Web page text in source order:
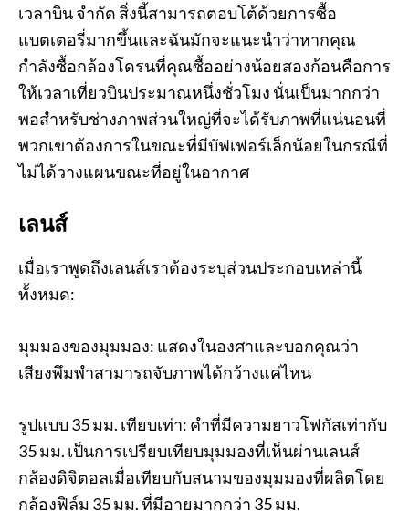
เวลาบิน จำกัด สิ่งนี้สามารถตอบโต้ด้วยการซื้อ
แบตเตอรี่มากขึ้นและฉันมักจะแนะนำว่าหากคุณ
กำลังซื้อกล้องโดรนที่คุณซื้ออย่างน้อยสองก้อนคือการ
ให้เวลาเที่ยวบินประมาณหนึ่งชั่วโมง นั่นเป็นมากกว่า
พอสำหรับช่างภาพส่วนใหญ่ที่จะได้รับภาพที่แน่นอนที่
พวกเขาต้องการในขณะที่มีบัฟเฟอร์เล็กน้อยในกรณีที่
ไม่ได้วางแผนขณะที่อยู่ในอากาศ
เลนส์
เมื่อเราพูดถึงเลนส์เราต้องระบุส่วนประกอบเหล่านี้
ทั้งหมด:
มุมมองของมุมมอง: แสดงในองศาและบอกคุณว่า
เสียงพึมพำสามารถจับภาพได้กว้างแค่ไหน
รูปแบบ 35 มม. เทียบเท่า: คำที่มีความยาวโฟกัสเท่ากับ
35 มม. เป็นการเปรียบเทียบมุมมองที่เห็นผ่านเลนส์
กล้องดิจิตอลเมื่อเทียบกับสนามของมุมมองที่ผลิตโดย
กล้องฟิล์ม 35 มม. ที่มีอายุมากกว่า 35 มม.